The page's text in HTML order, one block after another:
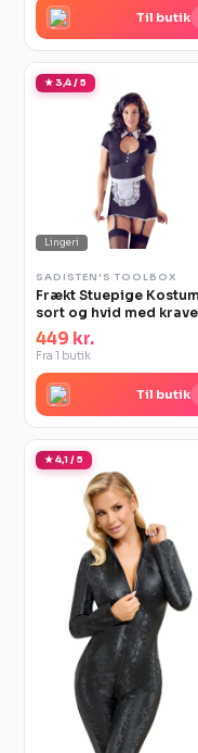
Til butik
★ 3,4 / 5
Lingeri
SADISTEN'S TOOLBOX
Frækt Stuepige
sort og hvid med krave
449 kr.
Fra 1 butik
Til butik
★ 4,1 / 5